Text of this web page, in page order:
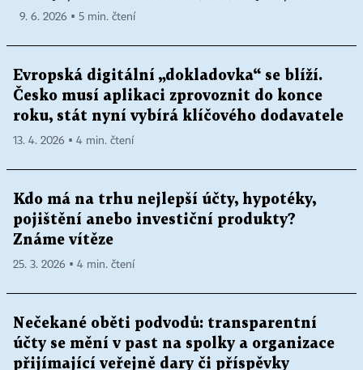
9. 6. 2026 ▪ 5 min. čtení
Evropská digitální „dokladovka“ se blíží.
Česko musí aplikaci zprovoznit do konce
roku, stát nyní vybírá klíčového dodavatele
13. 4. 2026 ▪ 4 min. čtení
Kdo má na trhu nejlepší účty, hypotéky,
pojištění anebo investiční produkty?
Známe vítěze
25. 3. 2026 ▪ 4 min. čtení
Nečekané oběti podvodů: transparentní
účty se mění v past na spolky a organizace
přijímající veřejně dary či příspěvky